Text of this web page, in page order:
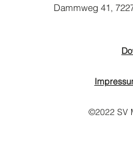
Dammweg 41,
©2022 SV